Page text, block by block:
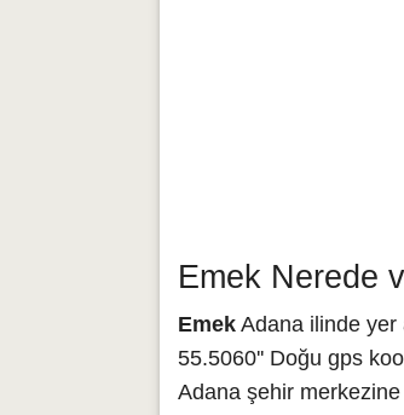
Emek Nerede
Emek Adana ilinde yer
55.5060'' Doğu gps
Adana şehir